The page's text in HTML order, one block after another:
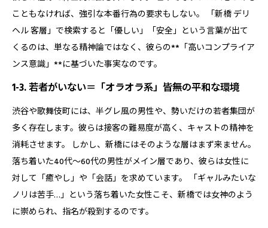
こともなければ、強引な本番行為の要求もしない。 「新橋 デリ
ヘル 客層」で検索すると「優しい」「安全」という言葉が出て
くるのは、単なる精神論ではなく、彼らの**「高いコンプライア
ンス意識」**に基づいた事実なのです。
1-3. 若者がいない＝「オラオラ系」皆無の平和な環境
渋谷や歌舞伎町には、半グレ風の男性や、勢いだけの若者集団が
多く存在します。彼らは接客の難易度が高く、キャストの精神を
消耗させます。 しかし、新橋にはそのような層はまず来ません。
落ち着いた40代〜60代の男性がメイン層であり、彼らは女性に
対して「癒やし」や「会話」を求めています。 「ギャルみたいな
ノリは苦手…」という落ち着いた女性こそ、新橋では女神のよう
に崇められ、指名が殺到するのです。